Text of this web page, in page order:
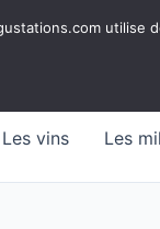
Les vins Les
utilise